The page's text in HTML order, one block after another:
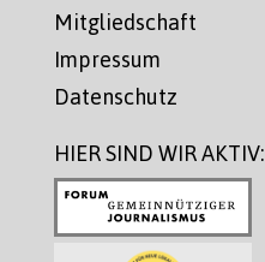
Mitgliedschaft
Impressum
Datenschutz
HIER SIND WIR AKTIV: